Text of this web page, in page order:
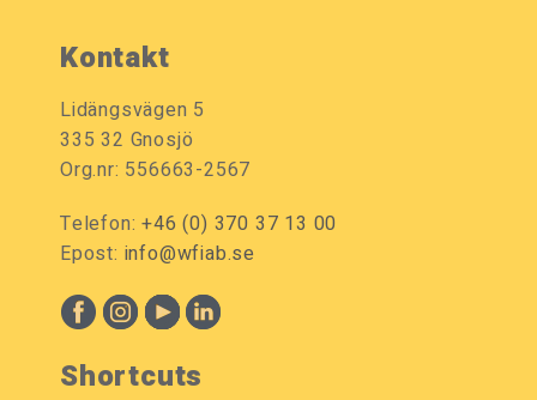
Kontakt
Lidängsvägen 5
335 32 Gnosjö
Org.nr: 556663-2567
Telefon:+46 (0) 370 37 13 00
Epost: info@wfiab.se
Shortcuts